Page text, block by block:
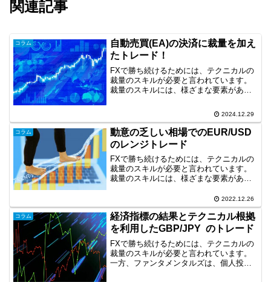
関連記事
コラム
自動売買(EA)の決済に裁量を加え
たトレード！
FXで勝ち続けるためには、テクニカルの
裁量のスキルが必要と言われています。
裁量のスキルには、様ざまな要素があり
は、裁量トレードだけでなく、自動売買
(EA)をコントロールす...
2024.12.29
コラム
動意の乏しい相場でのEUR/USD
のレンジトレード
FXで勝ち続けるためには、テクニカルの
裁量のスキルが必要と言われています。
裁量のスキルには、様ざまな要素があり
こで、今回は、動意の乏しい相場での長
期足の環境認識に基づいたトレード事例
を取り上げます。動意の...
2022.12.26
コラム
経済指標の結果とテクニカル根拠
を利用したGBP/JPY のトレード
FXで勝ち続けるためには、テクニカルの
裁量のスキルが必要と言われています。
一方、ファンタメンタルズは、個人投資